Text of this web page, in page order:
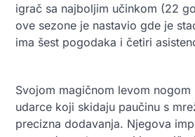
igrač sa najboljim učinkom (22
ove sezone je nastavio gde je
ima šest pogodaka i četiri
Svojom magičnom levom nogom
udarce koji skidaju paučinu s
precizna dodavanja. Njegova